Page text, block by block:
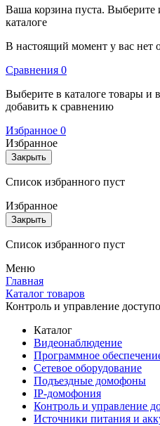
Ваша корзина пуста. Выберите
каталоге
В настоящий момент у вас нет
Cравнения 0
Выберите в каталоге товары и
добавить к сравнению
Избранное 0
Избранное
Закрыть
Список избранного пуст
Избранное
Закрыть
Список избранного пуст
Меню
Главная
Каталог товаров
Контроль и управление
Каталог
Видеонаблюдение
Программное
Сетевое оборудование
Подъездные домофоны
IP-домофония
Контроль и управление
Источники питания и